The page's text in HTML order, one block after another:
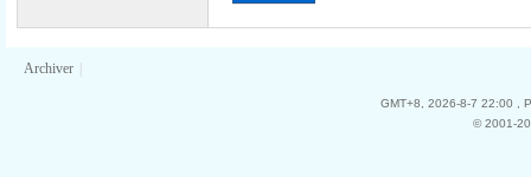
Archiver
GMT+8, 2026-8-7 22:00
,
© 2001-